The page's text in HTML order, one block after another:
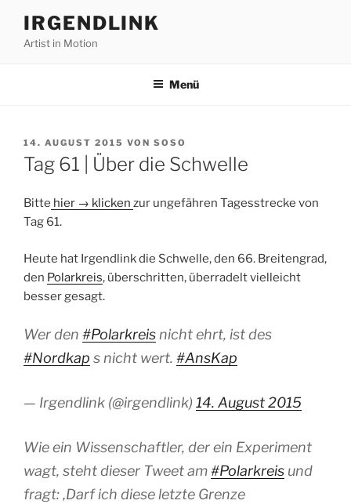
Inhalt
springen
IRGENDLINK
Artist in Motion
Menü
VERÖFFENTLICHT
AM
14. AUGUST 2015 VON SOSO
Tag 61 | Über die Schwelle
Bitte hier → klicken zur ungefähren Tagesstrecke von
Tag 61.
Heute hat Irgendlink die Schwelle, den 66. Breitengrad,
den Polarkreis, überschritten, überradelt vielleicht
besser gesagt.
Wer den #Polarkreisnicht ehrt, ist des
#Nordkap s nicht wert. #AnsKap
— Irgendlink (@irgendlink) 14. August 2015
Wie ein Wissenschaftler, der ein Experiment
wagt, steht dieser Tweet am#Polarkreis und
fragt: ‚Darf ich diese letzte Grenze